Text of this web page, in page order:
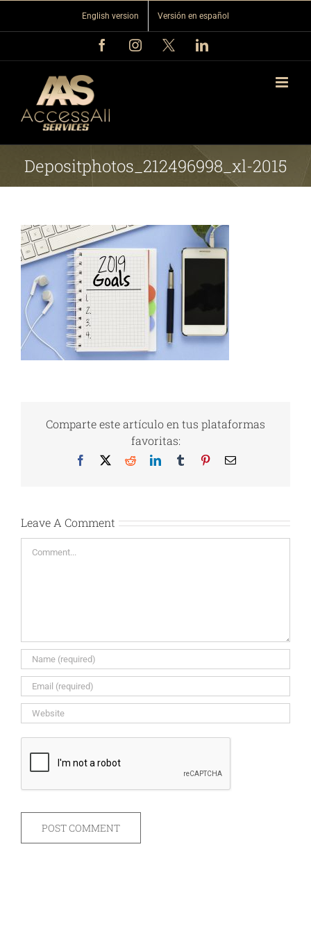
English version Versión en español
FacebookInstagram
X LinkedIn
Depositphotos_212496998_xl-2015
Comparte este artículo en tus plataformas
favoritas:
Facebook RedditLinkedInTumblr PinterestEmail
Leave A Comment